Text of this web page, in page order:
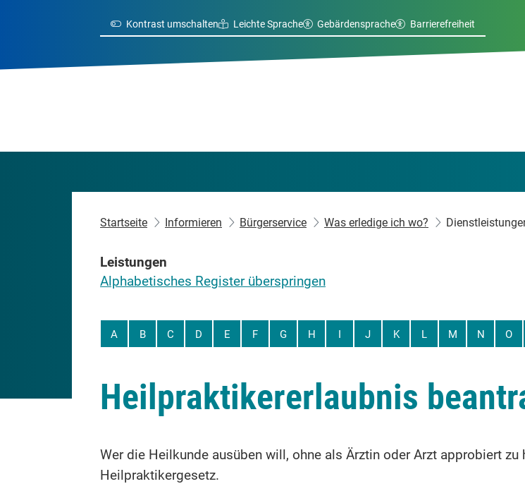
Kontrast umschalten Leichte Sprache Gebärdensprache Barrierefreiheit
Startseite Informieren Bürgerservice Was erledige ich wo?
Leistungen
Alphabetisches Register überspringen
A B C D E F G H I J K L M N O
Heilpraktikererlaubnis
Wer die Heilkunde ausüben will, ohne als Ärztin oder Arzt approbiert
Heilpraktikergesetz.